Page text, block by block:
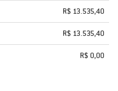
R$ 13.535,40
R$ 13.535,40
R$ 0,00